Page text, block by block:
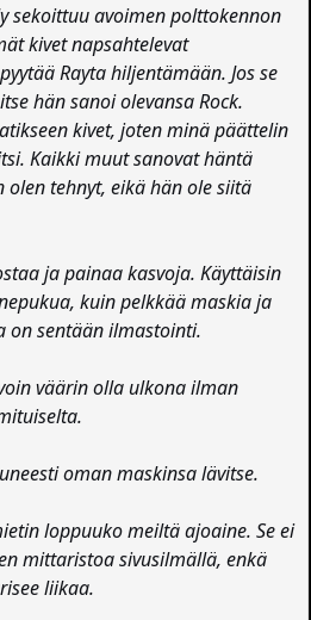
sekoittuu avoimen polttokennon
kivet napsahtelevat
Rayta hiljentämään. Jos se
hän sanoi olevansa Rock.
kivet, joten minä päättelin
Kaikki muut sanovat häntä
olen tehnyt, eikä hän ole siitä
ja painaa kasvoja. Käyttäisin
kuin pelkkää maskia ja
on sentään ilmastointi.
väärin olla ulkona ilman
oman maskinsa lävitse.
loppuuko meiltä ajoaine. Se ei
mittaristoa sivusilmällä, enkä
liikaa.